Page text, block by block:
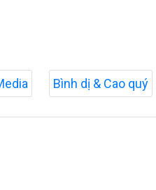
Bình dị & Cao quý